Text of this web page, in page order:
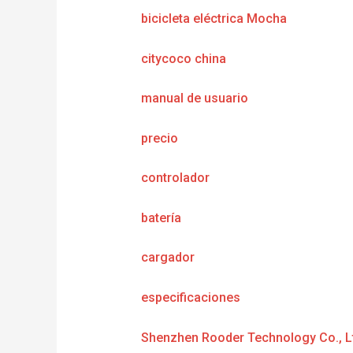
bicicleta eléctrica Mocha
citycoco china
manual de usuario
precio
controlador
batería
cargador
especificaciones
Shenzhen Rooder Technology Co.,